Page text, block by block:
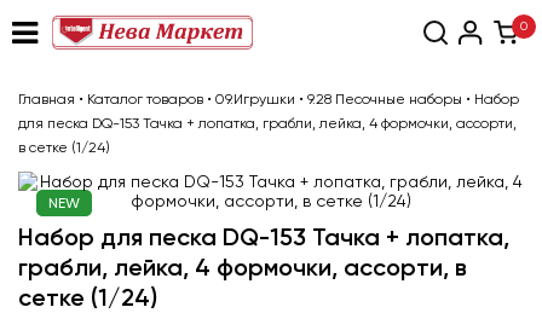
0
Главная • Каталог товаров • 09.Игрушки • 9.28 Песочные наборы • Набор
для песка DQ-153 Тачка + лопатка, грабли, лейка, 4 формочки, ассорти,
в сетке (1/24)
NEW
Набор для песка DQ-153 Тачка + лопатка,
грабли, лейка, 4 формочки, ассорти, в
сетке (1/24)